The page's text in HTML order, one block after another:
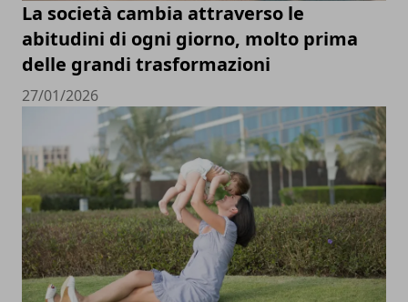
La società cambia attraverso le
abitudini di ogni giorno, molto prima
delle grandi trasformazioni
27/01/2026